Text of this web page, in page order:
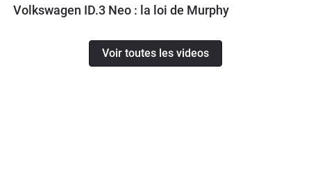
Volkswagen ID.3 Neo : la loi de Murphy
Voir toutes les videos